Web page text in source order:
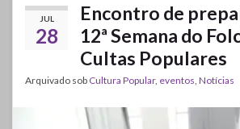
JUL
28
Encontro de
12ª Semana do
Cultas Populares
Arquivado sob Cultura Popular, eventos Notícias